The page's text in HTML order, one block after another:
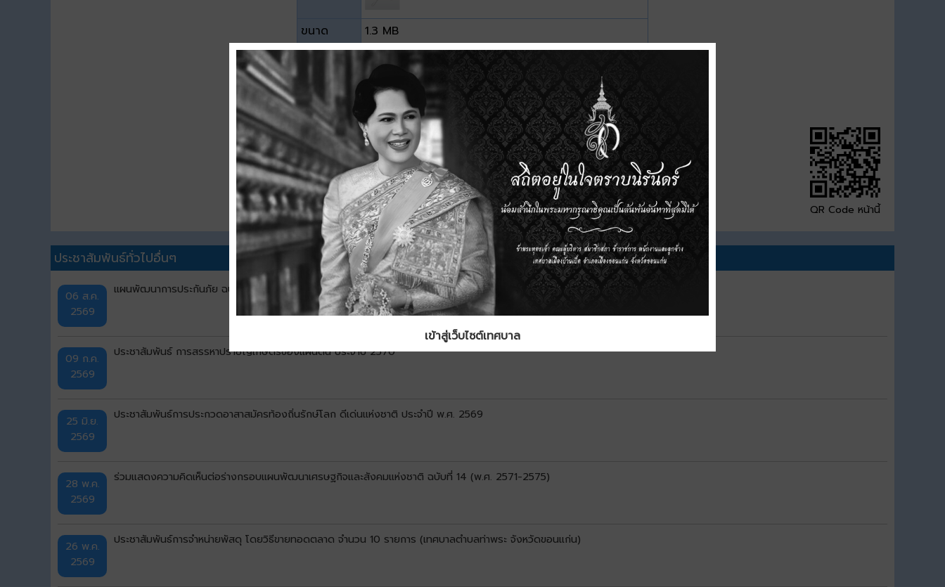
ขนาด
1.3 MB
ดาวน์โหลด
QR Code หน้านี้
ประชาสัมพันธ์ทั่วไปอื่นๆ
06 ส.ค.
2569
แผนพัฒนาการประกันภัย ฉบับที่ 5 (พ.ศ. 2569–2573)
09 ก.ค.
2569
ประชาสัมพันธ์ การสรรหาปราชญ์เกษตรของแผ่นดิน ประจำปี 2570
25 มิ.ย.
2569
ประชาสัมพันธ์การประกวดอาสาสมัครท้องถิ่นรักษ์โลก ดีเด่นแห่งชาติ ประจำปี พ.ศ. 2569
28 พ.ค.
2569
ร่วมแสดงความคิดเห็นต่อร่างกรอบแผนพัฒนาเศรษฐกิจและสังคมแห่งชาติ ฉบับที่ 14 (พ.ศ. 2571-2575)
26 พ.ค.
2569
ประชาสัมพันธ์การจำหน่ายพัสดุ โดยวิธีขายทอดตลาด จำนวน 10 รายการ (เทศบาลตำบลท่าพระ จังหวัดขอนแก่น)
เข้าสู่เว็บไซต์เทศบาล